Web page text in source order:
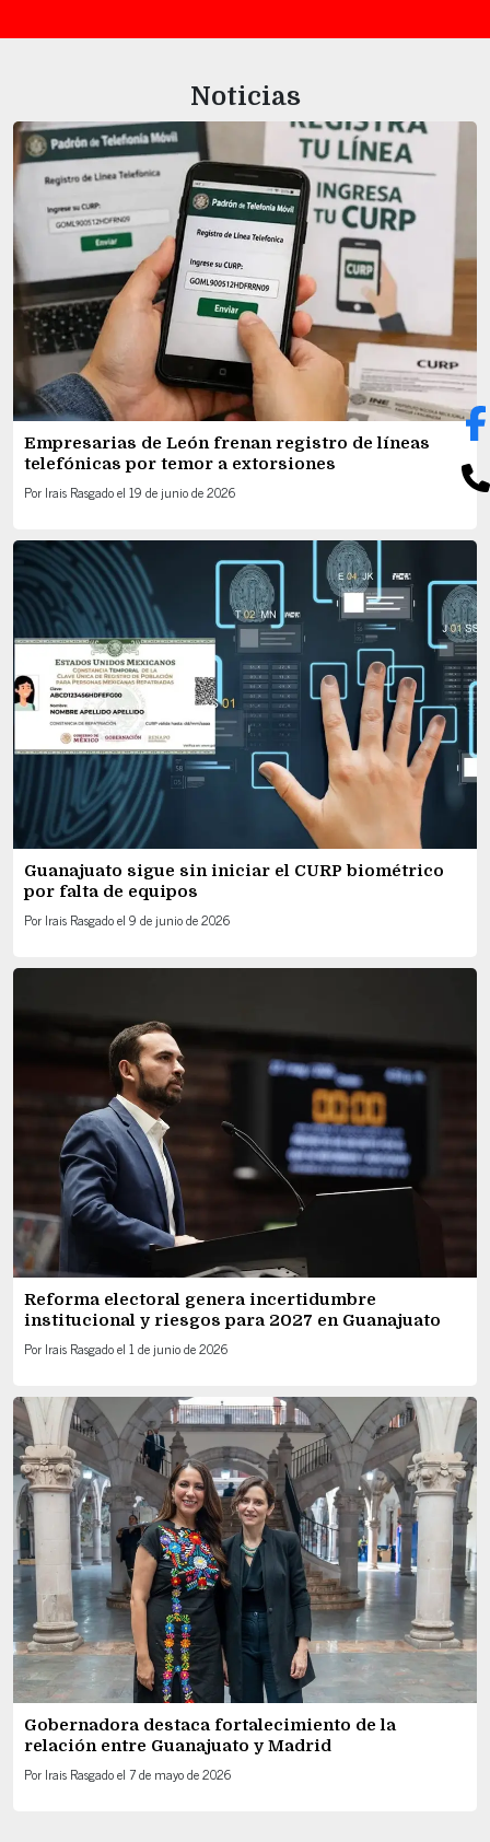
Noticias
Empresarias de León frenan registro de líneas
telefónicas por temor a extorsiones
Por Irais Rasgadoel 19 de junio de 2026
Guanajuato sigue sin iniciar el CURP biométrico
por falta de equipos
Por Irais Rasgadoel 9 de junio de 2026
Reforma electoral genera incertidumbre
institucional y riesgos para 2027 en Guanajuato
Por Irais Rasgadoel 1 de junio de 2026
Gobernadora destaca fortalecimiento de la
relación entre Guanajuato y Madrid
Por Irais Rasgadoel 7 de mayo de 2026